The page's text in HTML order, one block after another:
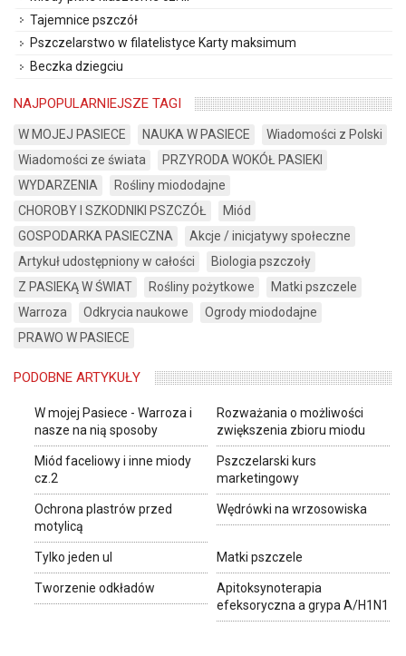
Tajemnice pszczół
Pszczelarstwo w filatelistyce Karty maksimum
Beczka dziegciu
NAJPOPULARNIEJSZE TAGI
W MOJEJ PASIECE NAUKA W PASIECE
Wiadomości z Polski
Wiadomości ze świata
PRZYRODA WOKÓŁ PASIEKI
WYDARZENIA
Rośliny miododajne
CHOROBY I SZKODNIKI PSZCZÓŁ
Miód
GOSPODARKA PASIECZNA
Akcje / inicjatywy społeczne
Artykuł udostępniony w całości
Biologia pszczoły
Z PASIEKĄ W ŚWIAT
Rośliny pożytkowe
Matki pszczele
Warroza
Odkrycia naukowe
Ogrody miododajne
PRAWO W PASIECE
PODOBNE ARTYKUŁY
W mojej Pasiece - Warroza i
nasze na nią sposoby
Rozważania o możliwości
zwiększenia zbioru miodu
Miód faceliowy i inne miody
cz.2
Pszczelarski kurs
marketingowy
Ochrona plastrów przed
motylicą
Wędrówki na wrzosowiska
Tylko jeden ul Matki pszczele
Tworzenie odkładów
Apitoksynoterapia
efeksoryczna a grypa A/H1N1